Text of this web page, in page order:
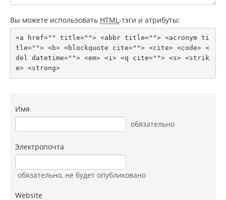
Вы можете использовать HTML -тэги и атрибуты:
<a href="" title=""> <abbr title=""> <acronym ti
tle=""> <b> <blockquote cite=""> <cite> <code> <
del datetime=""> <em> <i> <q cite=""> <s> <strik
e> <strong>
Имя
обязательно
Электропочта
обязательно, не будет опубликовано
Website